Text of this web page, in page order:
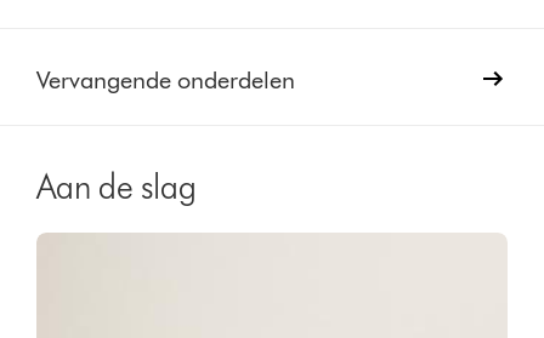
Vervangende onderdelen
Aan de slag